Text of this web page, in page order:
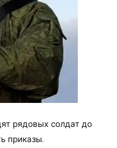
рядовых солдат до
приказы.